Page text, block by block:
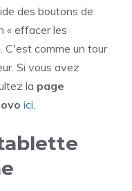
des boutons de
« effacer les
C'est comme un tour
Si vous avez
la page
ici